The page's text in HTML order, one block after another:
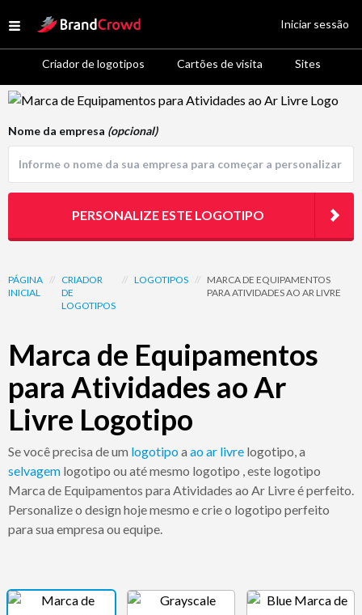
Open menu
Site Logo
Criador de logotipos Cartões de visita Sites
Iniciar sessão
Logo Template Preview
PÁGINA
INICIAL
// CRIADOR
DE
LOGOTIPOS
// LOGOTIPOS // MARCA DE EQUIPAMENTOS
PARA ATIVIDADES AO AR LIVRE
Marca de Equipamentos
para Atividades ao Ar
Livre Logotipo
Se você precisa de um logotipoa ao ar livre logotipo, a
selvagem logotipo ou até mesmo logotipo , este logotipo
Marca de Equipamentos para Atividades ao Ar Livre é perfeito.
Personalize o design hoje mesmo e crie o logotipo perfeito
para sua empresa ou equipe.
Nome da empresa (opcional)
PERSONALIZE ESTE LOGOTIPO